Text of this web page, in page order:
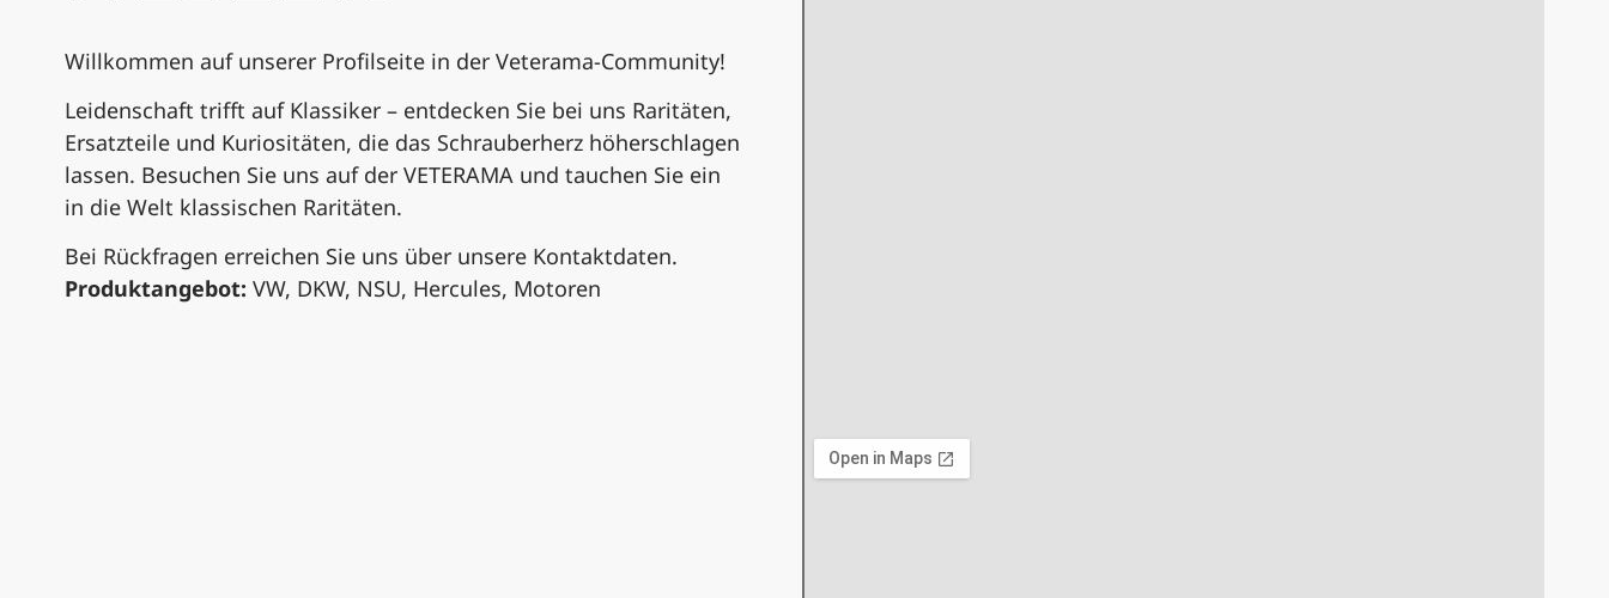
Willkommen auf unserer Profilseite in der Veterama-Community!
Leidenschaft trifft auf Klassiker – entdecken Sie bei uns Raritäten,
Ersatzteile und Kuriositäten, die das Schrauberherz höherschlagen
lassen. Besuchen Sie uns auf der VETERAMA und tauchen Sie ein
in die Welt klassischen Raritäten.
Bei Rückfragen erreichen Sie uns über unsere Kontaktdaten.
Produktangebot: VW, DKW, NSU, Hercules, Motoren